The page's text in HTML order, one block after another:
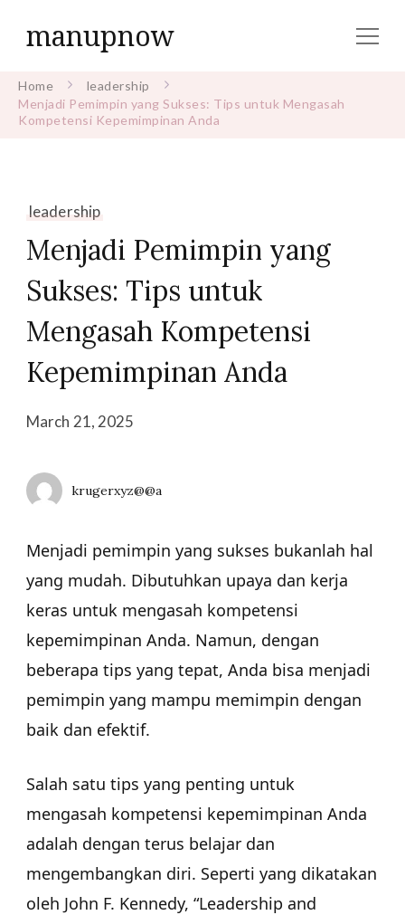
manupnow
Home
leadership
Menjadi Pemimpin yang Sukses: Tips untuk Mengasah
Kompetensi Kepemimpinan Anda
leadership
Menjadi Pemimpin yang
Sukses: Tips untuk
Mengasah Kompetensi
Kepemimpinan Anda
March 21, 2025
krugerxyz@@a
Menjadi pemimpin yang sukses bukanlah hal
yang mudah. Dibutuhkan upaya dan kerja
keras untuk mengasah kompetensi
kepemimpinan Anda. Namun, dengan
beberapa tips yang tepat, Anda bisa menjadi
pemimpin yang mampu memimpin dengan
baik dan efektif.
Salah satu tips yang penting untuk
mengasah kompetensi kepemimpinan Anda
adalah dengan terus belajar dan
mengembangkan diri. Seperti yang dikatakan
oleh John F. Kennedy, “Leadership and